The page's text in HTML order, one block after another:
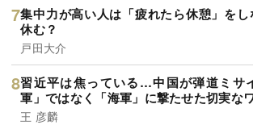
集中力が高い人は「疲れたら休憩」を
休む？
戸田大介
習近平は焦っている…中国が弾道ミサ
軍」ではなく「海軍」に撃たせた切実な
王 彦麟